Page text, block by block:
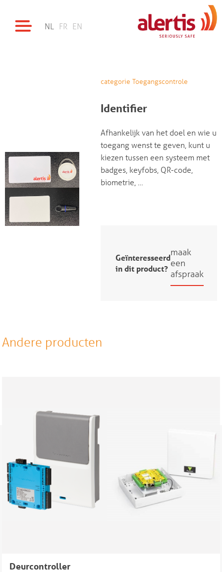
NL FR EN
categorie Toegangscontrole
Identifier
Afhankelijk van het doel en wie u
toegang wenst te geven, kunt u
kiezen tussen een systeem met
badges, keyfobs, QR-code,
biometrie, …
Geïnteresseerd
in dit product?
maak
een
afspraak
Andere producten
Deurcontroller